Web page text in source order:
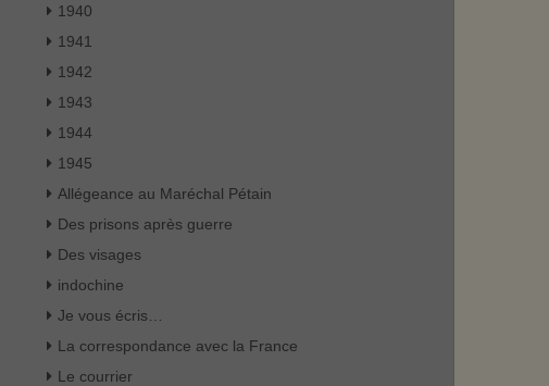
1940
1941
1942
1943
1944
1945
Allégeance au Maréchal Pétain
Des prisons après guerre
Des visages
indochine
Je vous écris…
La correspondance avec la France
Le courrier